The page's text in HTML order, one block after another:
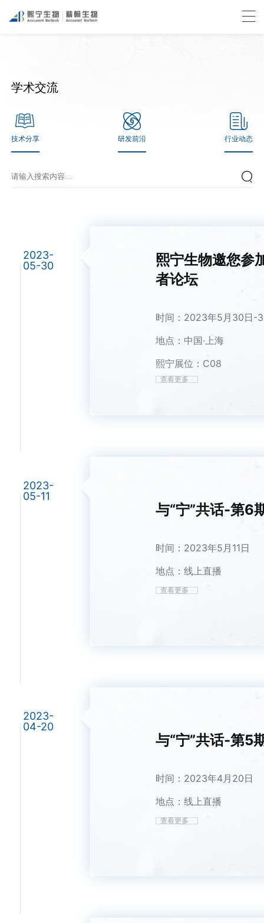
学术交流
技术分享 研发前沿 行业动态
2023-
05-30
熙宁生物邀您参
者论坛
时间：2023年5月30日-
地点：中国·上海
熙宁展位：C08
查看更多
2023-
05-11
与“宁”共话-第6
时间：2023年5月11日
地点：线上直播
查看更多
2023-
04-20
与“宁”共话-第5
时间：2023年4月20日
地点：线上直播
查看更多